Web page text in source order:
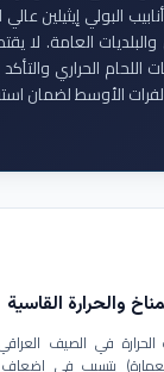
العامة. لا
اللحام الحراري
الأوسط لضمان
والحرارة القاسية
الحرارة في الصيف
يتسبب في إضعاف